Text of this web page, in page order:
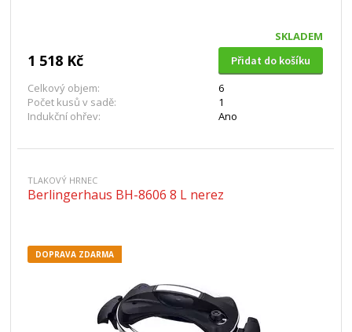
SKLADEM
1 518 Kč
Přidat do košíku
Celkový objem:
6
Počet kusů v sadě:
1
Indukční ohřev:
Ano
TLAKOVÝ HRNEC
Berlingerhaus BH-8606 8 L nerez
DOPRAVA ZDARMA